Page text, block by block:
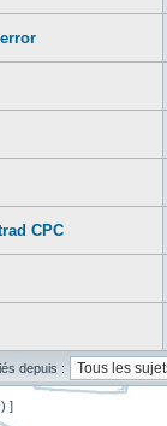
CPC
depuis :
]